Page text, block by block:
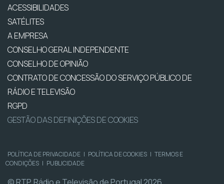
ACESSIBILIDADES
SATÉLITES
A EMPRESA
CONSELHO GERAL INDEPENDENTE
CONSELHO DE OPINIÃO
CONTRATO DE CONCESSÃO DO SERVIÇO PÚBLICO DE
RÁDIO E TELEVISÃO
RGPD
GESTÃO DAS DEFINIÇÕES DE COOKIES
POLÍTICA DE PRIVACIDADE | POLÍTICA DE COOKIES | TERMOS E
CONDIÇÕES | PUBLICIDADE